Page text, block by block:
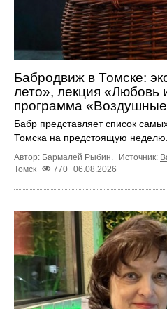
Бабродвиж в Томске:
лето», лекция «Любовь
программа «Воздушные
Бабр представляет список
Томска на предстоящую неделю.
Автор: Бармалей Рыбин. Источник:
Томск
770 06.08.2026